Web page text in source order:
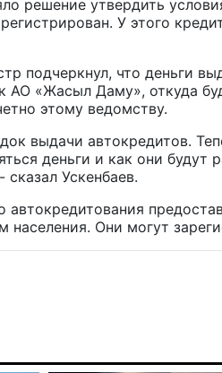
решение утвердить
У этого
подчеркнул, что деньги
АО «Жасыл Даму», откуда
этому ведомству.
выдачи автокредитов.
деньги и как они
Ускенбаев.
автокредитования
Они могут